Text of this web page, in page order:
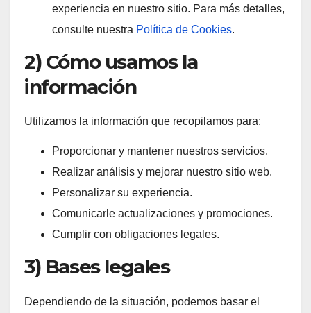
experiencia en nuestro sitio. Para más detalles,
consulte nuestra Política de Cookies.
2) Cómo usamos la
información
Utilizamos la información que recopilamos para:
Proporcionar y mantener nuestros servicios.
Realizar análisis y mejorar nuestro sitio web.
Personalizar su experiencia.
Comunicarle actualizaciones y promociones.
Cumplir con obligaciones legales.
3) Bases legales
Dependiendo de la situación, podemos basar el